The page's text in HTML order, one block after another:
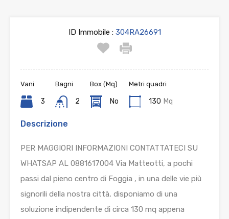
ID Immobile :304RA26691
Vani
3
Bagni
2
Box (Mq)
No
Metri quadri
130 Mq
Descrizione
PER MAGGIORI INFORMAZIONI CONTATTATECI SU
WHATSAP AL 0881617004 Via Matteotti, a pochi
passi dal pieno centro di Foggia , in una delle vie più
signorili della nostra città, disponiamo di una
soluzione indipendente di circa 130 mq appena